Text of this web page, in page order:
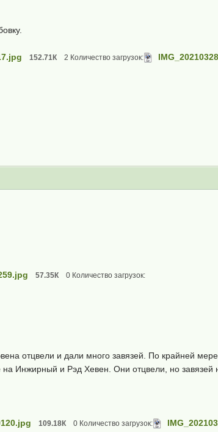
152.71К 2 Количество загрузок:
57.35К 0 Количество загрузок:
отцвели и дали много завязей. По крайней
Инжирный и Рэд Хевен. Они отцвели, но завязей
109.18К 0 Количество загрузок: